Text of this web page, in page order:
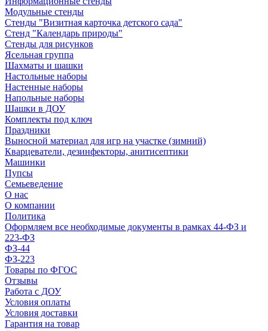
Модульные стенды
Стенды "Визитная карточка детского сада"
Стенд "Календарь природы"
Стенды для рисунков
Ясельная группа
Шахматы и шашки
Настольные наборы
Настенные наборы
Напольные наборы
Шашки в ДОУ
Комплекты под ключ
Праздники
Выносной материал для игр на участке (зимний)
Кварцеватели, дезинфекторы, анитисептики
Машинки
Пупсы
Семьеведение
О нас
О компании
Политика
Оформляем все необходимые документы в рамках 44-ФЗ и
223-ФЗ
ФЗ-44
ФЗ-223
Товары по ФГОС
Отзывы
Работа с ДОУ
Условия оплаты
Условия доставки
Гарантия на товар